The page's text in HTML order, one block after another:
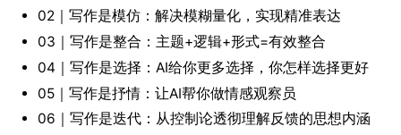
02｜写作是模仿：解决模糊量化，实现精准表达
03｜写作是整合：主题+逻辑+形式=有效整合
04｜写作是选择：AI给你更多选择，你怎样选择更好
05｜写作是抒情：让AI帮你做情感观察员
06｜写作是迭代：从控制论透彻理解反馈的思想内涵